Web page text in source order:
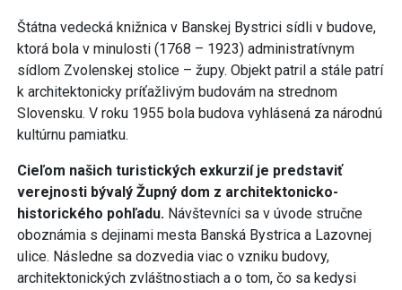
Štátna vedecká knižnica v Banskej Bystrici sídli v budove,
ktorá bola v minulosti (1768 – 1923) administratívnym
sídlom Zvolenskej stolice – župy. Objekt patril a stále patrí
k architektonicky príťažlivým budovám na strednom
Slovensku. V roku 1955 bola budova vyhlásená za národnú
kultúrnu pamiatku.
Cieľom našich turistických exkurzií je predstaviť
verejnosti bývalý Župný dom z architektonicko-
historického pohľadu. Návštevníci sa v úvode stručne
oboznámia s dejinami mesta Banská Bystrica a Lazovnej
ulice. Následne sa dozvedia viac o vzniku budovy,
architektonických zvláštnostiach a o tom, čo sa kedysi